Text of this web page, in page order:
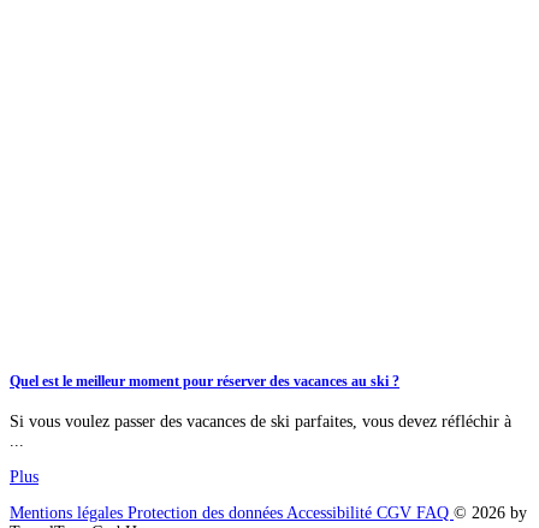
Quel est le meilleur moment pour réserver des vacances au ski ?
Si vous voulez passer des vacances de ski parfaites, vous devez réfléchir à
Plus
Mentions légales Protection des données Accessibilité CGV FAQ © 2026 by